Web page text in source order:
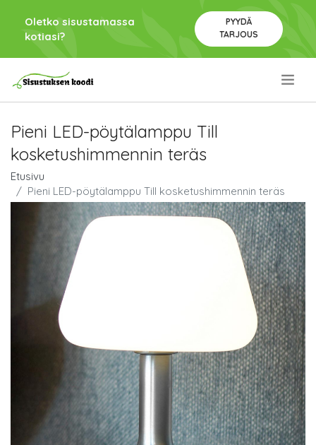
Oletko sisustamassa
kotiasi?
PYYDÄ
TARJOUS
Pieni LED-pöytälamppu Till
kosketushimmennin teräs
Etusivu
Pieni LED-pöytälamppu Till kosketushimmennin teräs